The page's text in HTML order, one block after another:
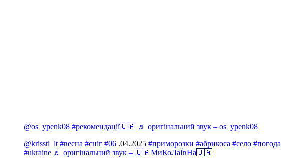
@os_ypenk08 #рекомендації🇺🇦 ♬ оригінальний звук – os_ypenk08
@krissti_lt #весна #сніг #06 .04.2025 #приморозки #абрикоса #село #погода
#ukraine ♬ оригінальний звук – 🇺🇦МиКоЛаЇвНа🇺🇦